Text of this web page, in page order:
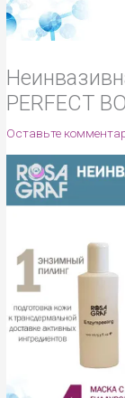
PERFECT
Оставьте